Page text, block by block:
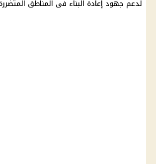
لدعم جهود إعادة البناء فى المناطق